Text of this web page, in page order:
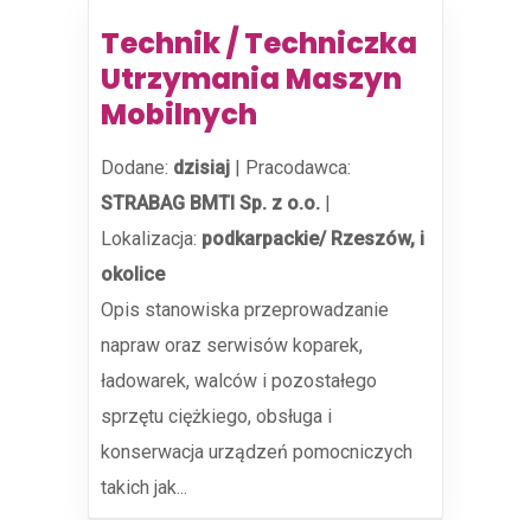
Technik / Techniczka
Utrzymania Maszyn
Mobilnych
Dodane: dzisiaj | Pracodawca:
STRABAG BMTI Sp. z o.o. |
Lokalizacja: podkarpackie/ Rzeszów, i
okolice
Opis stanowiska przeprowadzanie
napraw oraz serwisów koparek,
ładowarek, walców i pozostałego
sprzętu ciężkiego, obsługa i
konserwacja urządzeń pomocniczych
takich jak...